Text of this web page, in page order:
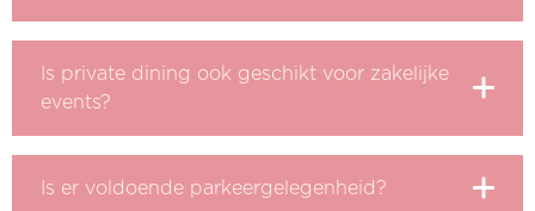
Is private dining ook geschikt voor zakelijke
events?
Is er voldoende parkeergelegenheid?